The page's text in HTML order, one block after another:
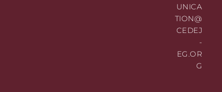
UNICA
TION@
CEDEJ
-
EG.OR
G